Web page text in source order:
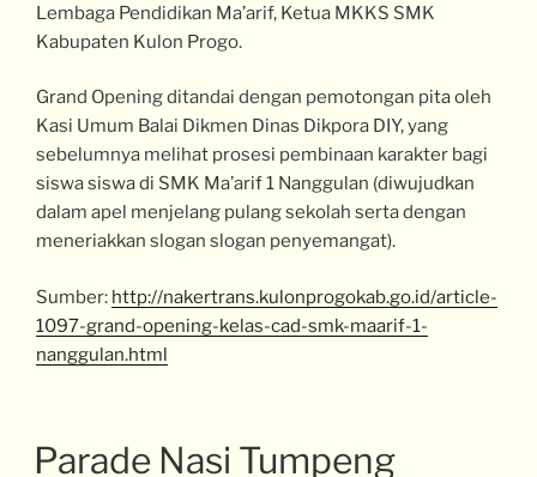
Lembaga Pendidikan Ma’arif, Ketua MKKS SMK
Kabupaten Kulon Progo.
Grand Opening ditandai dengan pemotongan pita oleh
Kasi Umum Balai Dikmen Dinas Dikpora DIY, yang
sebelumnya melihat prosesi pembinaan karakter bagi
siswa siswa di SMK Ma’arif 1 Nanggulan (diwujudkan
dalam apel menjelang pulang sekolah serta dengan
meneriakkan slogan slogan penyemangat).
Sumber: http://nakertrans.kulonprogokab.go.id/article-
1097-grand-opening-kelas-cad-smk-maarif-1-
nanggulan.html
Parade Nasi Tumpeng